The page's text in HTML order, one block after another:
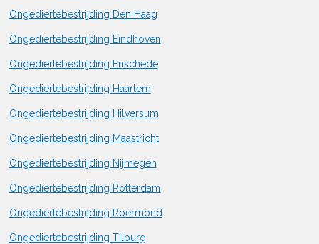
Ongediertebestrijding Den Haag
Ongediertebestrijding Eindhoven
Ongediertebestrijding Enschede
Ongediertebestrijding Haarlem
Ongediertebestrijding Hilversum
Ongediertebestrijding Maastricht
Ongediertebestrijding Nijmegen
Ongediertebestrijding Rotterdam
Ongediertebestrijding Roermond
Ongediertebestrijding Tilburg